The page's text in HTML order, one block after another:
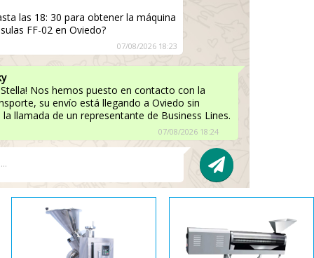
las 18: 30 para obtener la máquina
FF-02 en Oviedo?
07/08/2026 18:23
Nos hemos puesto en contacto con la
su envío está llegando a Oviedo sin
llamada de un representante de Business Lines.
07/08/2026 18:24